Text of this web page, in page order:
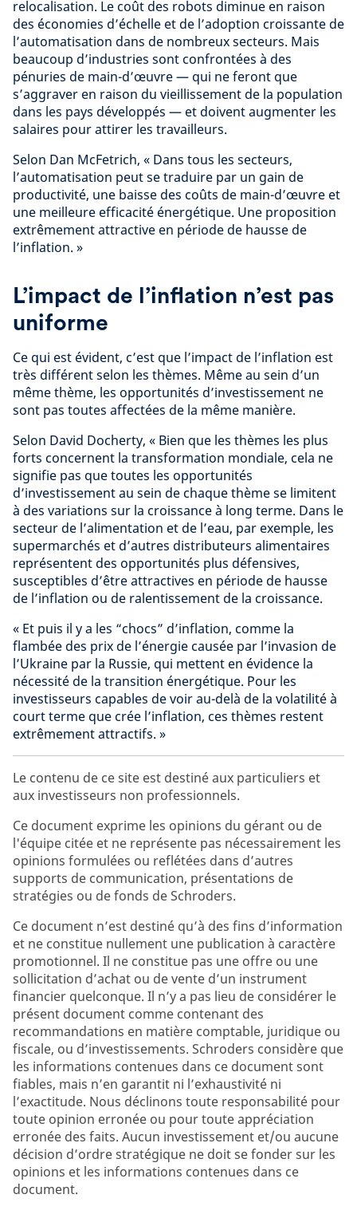
relocalisation. Le coût des robots diminue en raison
des économies d’échelle et de l’adoption croissante de
l’automatisation dans de nombreux secteurs. Mais
beaucoup d’industries sont confrontées à des
pénuries de main-d’œuvre — qui ne feront que
s’aggraver en raison du vieillissement de la population
dans les pays développés — et doivent augmenter les
salaires pour attirer les travailleurs.
Selon Dan McFetrich, « Dans tous les secteurs,
l’automatisation peut se traduire par un gain de
productivité, une baisse des coûts de main-d’œuvre et
une meilleure efficacité énergétique. Une proposition
extrêmement attractive en période de hausse de
l’inflation. »
L’impact de l’inflation n’est pas
uniforme
Ce qui est évident, c’est que l’impact de l’inflation est
très différent selon les thèmes. Même au sein d’un
même thème, les opportunités d’investissement ne
sont pas toutes affectées de la même manière.
Selon David Docherty, « Bien que les thèmes les plus
forts concernent la transformation mondiale, cela ne
signifie pas que toutes les opportunités
d’investissement au sein de chaque thème se limitent
à des variations sur la croissance à long terme. Dans le
secteur de l’alimentation et de l’eau, par exemple, les
supermarchés et d’autres distributeurs alimentaires
représentent des opportunités plus défensives,
susceptibles d’être attractives en période de hausse
de l’inflation ou de ralentissement de la croissance.
« Et puis il y a les “chocs” d’inflation, comme la
flambée des prix de l’énergie causée par l’invasion de
l’Ukraine par la Russie, qui mettent en évidence la
nécessité de la transition énergétique. Pour les
investisseurs capables de voir au-delà de la volatilité à
court terme que crée l’inflation, ces thèmes restent
extrêmement attractifs. »
Le contenu de ce site est destiné aux particuliers et
aux investisseurs non professionnels.
Ce document exprime les opinions du gérant ou de
l'équipe citée et ne représente pas nécessairement les
opinions formulées ou reflétées dans d’autres
supports de communication, présentations de
stratégies ou de fonds de Schroders.
Ce document n’est destiné qu’à des fins d’information
et ne constitue nullement une publication à caractère
promotionnel. Il ne constitue pas une offre ou une
sollicitation d’achat ou de vente d’un instrument
financier quelconque. Il n’y a pas lieu de considérer le
présent document comme contenant des
recommandations en matière comptable, juridique ou
fiscale, ou d’investissements. Schroders considère que
les informations contenues dans ce document sont
fiables, mais n’en garantit ni l’exhaustivité ni
l’exactitude. Nous déclinons toute responsabilité pour
toute opinion erronée ou pour toute appréciation
erronée des faits. Aucun investissement et/ou aucune
décision d’ordre stratégique ne doit se fonder sur les
opinions et les informations contenues dans ce
document.